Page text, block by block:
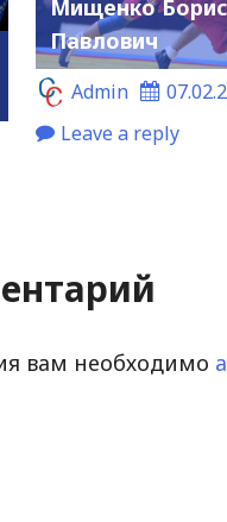
Мищенко Борис
Павлович
Admin
Leave a reply
вам необходимо